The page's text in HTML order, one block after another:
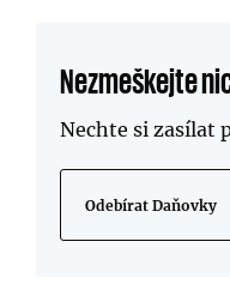
Nezmeškejte
Nechte si zasílat
Odebírat Daňovky